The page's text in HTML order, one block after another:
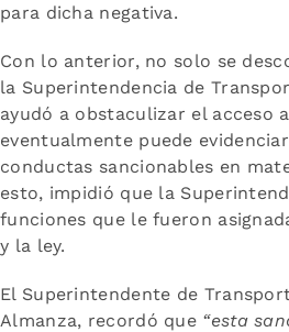
para dicha negativa.
Con lo anterior, no solo se
la Superintendencia de
ayudó a obstaculizar el acceso
eventualmente puede
conductas sancionables en
esto, impidió que la
funciones que le fueron
y la ley.
El Superintendente de
Almanza, recordó que “esta